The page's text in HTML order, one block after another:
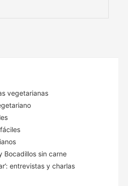
vegetarianas
Bocadillos sin carne
entrevistas y charlas